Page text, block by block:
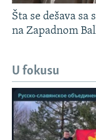
Šta se dešava
na Zapadnom
U fokusu